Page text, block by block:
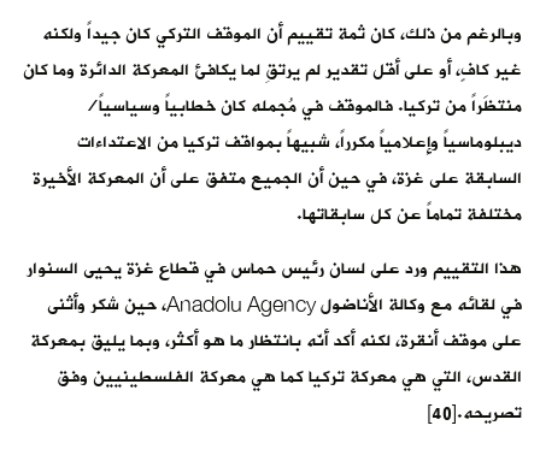
وبالرغم من ذلك، كان ثمة تقييم أن الموقف التركي كان جيداً ولكنه
غير كافٍ، أو على أقل تقدير لم يرتقِ لما يكافئ المعركة الدائرة وما كان
منتظَراً من تركيا. فالموقف في مُجمله كان خطابياً وسياسياً/
ديبلوماسياً وإعلامياً مكرراً، شبيهاً بمواقف تركيا من الاعتداءات
السابقة على غزة، في حين أن الجميع متفق على أن المعركة الأخيرة
مختلفة تماماً عن كل سابقاتها.
هذا التقييم ورد على لسان رئيس حماس في قطاع غزة يحيى السنوار
في لقائه مع وكالة الأناضول Anadolu Agency، حين شكر وأثنى
على موقف أنقرة، لكنه أكد أنّه بانتظار ما هو أكثر، وبما يليق بمعركة
القدس، التي هي معركة تركيا كما هي معركة الفلسطينيين وفق
تصريحه.[40]